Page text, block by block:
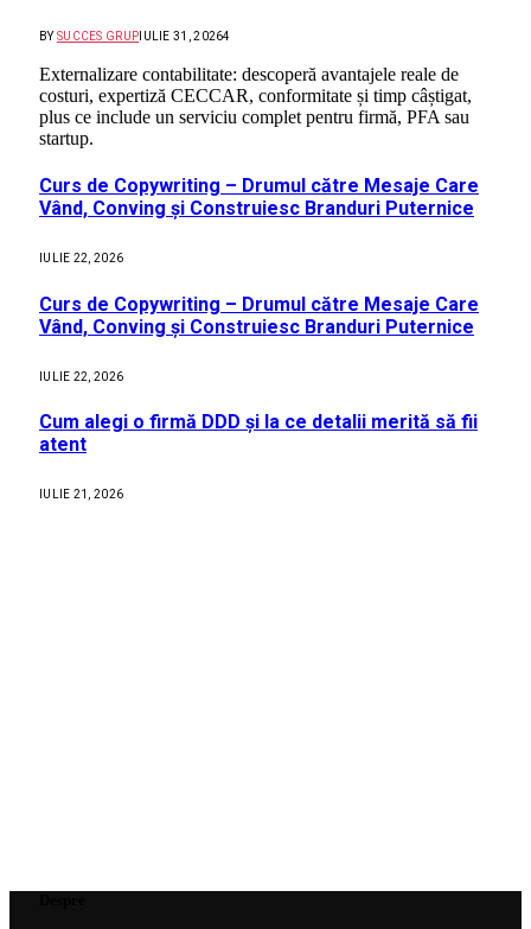
BY SUCCES GRUP IULIE 31, 20264
Externalizare contabilitate: descoperă avantajele reale de
costuri, expertiză CECCAR, conformitate și timp câștigat,
plus ce include un serviciu complet pentru firmă, PFA sau
startup.
Curs de Copywriting – Drumul către Mesaje Care
Vând, Conving și Construiesc Branduri Puternice
IULIE 22, 2026
Curs de Copywriting – Drumul către Mesaje Care
Vând, Conving și Construiesc Branduri Puternice
IULIE 22, 2026
Cum alegi o firmă DDD și la ce detalii merită să fii
atent
IULIE 21, 2026